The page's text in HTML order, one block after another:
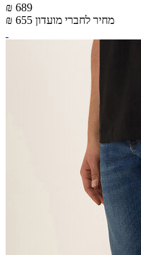
₪ 689
₪ 655 מחיר לחברי מועדון